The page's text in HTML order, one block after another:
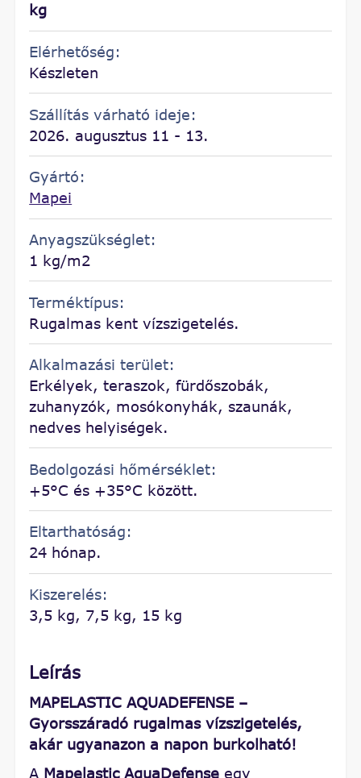
kg
Elérhetőség:
Készleten
Szállítás várható ideje:
2026. augusztus 11 - 13.
Gyártó:
Mapei
Anyagszükséglet:
1 kg/m2
Terméktípus:
Rugalmas kent vízszigetelés.
Alkalmazási terület:
Erkélyek, teraszok, fürdőszobák,
zuhanyzók, mosókonyhák, szaunák,
nedves helyiségek.
Bedolgozási hőmérséklet:
+5°C és +35°C között.
Eltarthatóság:
24 hónap.
Kiszerelés:
3,5 kg, 7,5 kg, 15 kg
Leírás
MAPELASTIC AQUADEFENSE –
Gyorsszáradó rugalmas vízszigetelés,
akár ugyanazon a napon burkolható!
A Mapelastic AquaDefense egy